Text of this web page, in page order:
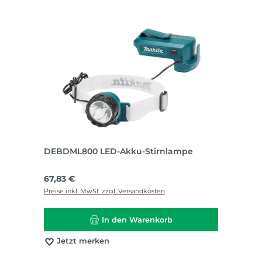
DEBDML800 LED-Akku-Stirnlampe
Regulärer Preis:
67,83 €
Preise inkl. MwSt. zzgl. Versandkosten
In den Warenkorb
Jetzt merken